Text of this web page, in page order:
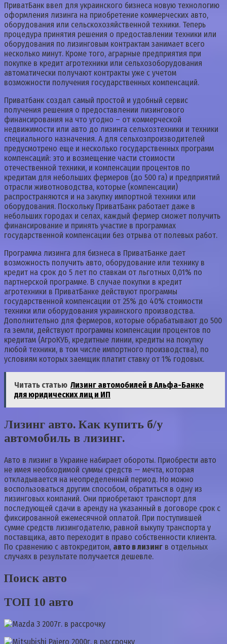
ПриватБанк ввел для украинского бизнеса новую технологию
оформления лизинга на приобретение коммерческих авто,
оборудования или сельскохозяйственной техники. Теперь
процедура принятия решения о предоставлении техники или
оборудования по лизинговым контрактам занимает всего
несколько минут. Кроме того, аграрные предприятия при
покупке в кредит агротехники или сельхозоборудования
автоматически получают контракты уже с учетом
возможности получения государственных компенсаций.
Приватбанк создал самый простой и удобный сервис
получения решения о предоставлении лизингового
финансирования на что угодно – от коммерческой
недвижимости или авто до лизинга сельхозтехники и техники
специального назначения. А для сельхозпроизводителей
предусмотрено еще и несколько государственных программ
компенсаций: это и возмещение части стоимости
отечественной техники, и компенсации процентов по
кредитам для небольших фермеров (до 500 га) и предприятий
отрасли животноводства, которые (компенсации)
распространяются и на закупку импортной техники или
оборудования. Поскольку ПриватБанк работает даже в
небольших городах и селах, каждый фермер сможет получить
финансирование и принять участие в программах
государственной компенсации без отрыва от полевых работ.
Программа лизинга для бизнеса в ПриватБанке дает
возможность получить авто, оборудование или технику в
кредит на срок до 5 лет по ставкам от льготных 0,01% по
партнерской программе. В случае покупки в кредит
агротехники в ПриватБанке действуют программы
государственной компенсации от 25% до 40% стоимости
техники или оборудования украинского производства.
Дополнительно для фермеров, которые обрабатывают до 500
га земли, действуют программы компенсации процентов по
кредитам (АгроКУБ, кредитные линии, кредиты на покупку
любой техники, в том числе импортного производства), по
условиям которых заемщик платит ставку от 1% годовых.
Читать статью Лизинг автомобилей в Альфа-Банке
для юридических лиц и ИП
Лизинг авто. Как купить б/у
автомобиль в лизинг.
Авто в лизинг в Украине набирает обороты. Приобрести авто
не имея необходимой суммы средств — мечта, которая
откладывается на неопределенный период. Но можно
воспользоваться другим способом, обратиться в одну из
лизинговых компаний. Они приобретают транспорт для
последующей сдачи в аренду на указанный в договоре срок с
фиксированной ежемесячной оплатой. При поступившей
сумме средств лизингодателю, равной выкупу транспорта у
поставщика, авто переходит в право собственности клиента.
По сравнению с автокредитом, авто в лизинг в отдельных
случаях в результате получается дешевле.
Поиск авто
ТОП 10 авто